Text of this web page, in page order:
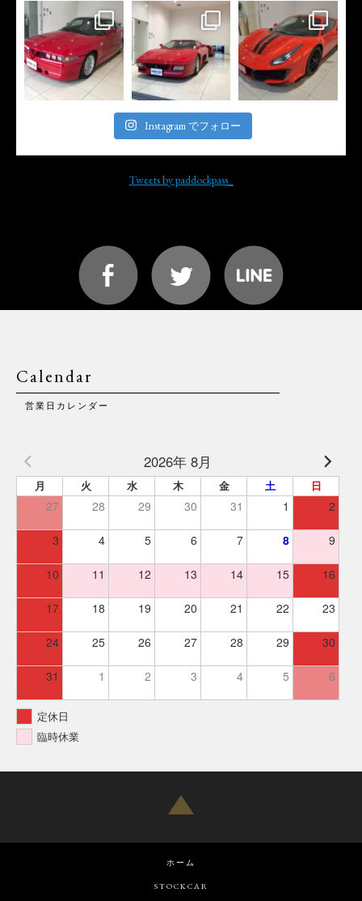
Instagram でフォロー
Tweets by paddockpass_
Calendar
営業日カレンダー
2026年 8月
月 火 水 木 金 土 日
27 28 29 30 31 1 2
3 4 5 6 7 8 9
10 11 12 13 14 15 16
17 18 19 20 21 22 23
24 25 26 27 28 29 30
31 1 2 3 4 5 6
定休日
臨時休業
ホーム
STOCKCAR